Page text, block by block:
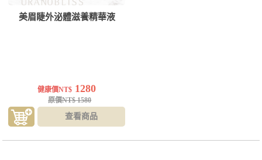
美眉睫外泌體滋養精華液
健康價NT$ 1280
原價NT$ 1580
查看商品